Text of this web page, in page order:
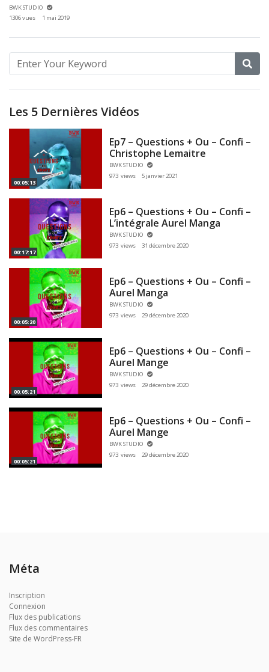
BWK STUDIO
1306 vues
1 mai 2019
Les 5 Dernières Vidéos
00:05:13
Ep7 – Questions + Ou – Confi –
Christophe Lemaitre
BWK STUDIO
973 views
5 janvier 2021
00:17:17
Ep6 – Questions + Ou – Confi –
L’intégrale Aurel Manga
BWK STUDIO
973 views
31 décembre 2020
00:05:20
Ep6 – Questions + Ou – Confi –
Aurel Manga
BWK STUDIO
973 views
29 décembre 2020
00:05:21
Ep6 – Questions + Ou – Confi –
Aurel Mange
BWK STUDIO
973 views
29 décembre 2020
00:05:21
Ep6 – Questions + Ou – Confi –
Aurel Mange
BWK STUDIO
973 views
29 décembre 2020
Méta
Inscription
Connexion
Flux des publications
Flux des commentaires
Site de WordPress-FR